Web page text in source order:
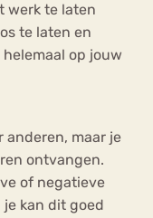
werk te laten
te laten en
op jouw
anderen, maar je
ontvangen.
of negatieve
je kan dit goed